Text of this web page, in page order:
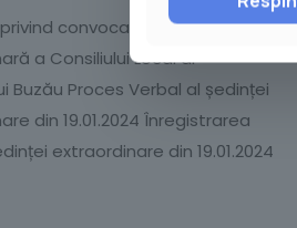
convocarea în şedinţă
a Consiliului Local al
Buzău Proces Verbal al ședinței
din 19.01.2024 Înregistrarea
extraordinare din 19.01.2024